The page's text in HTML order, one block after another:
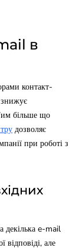
в
контакт-
знижує
більше що
дозволяє
при роботі з
декілька e-mail
відповіді, але